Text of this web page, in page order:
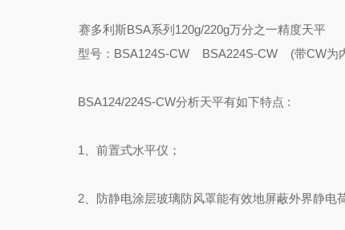
赛多利斯BSA系列120g/220g万分之一精度天平
型号：BSA124S-CW BSA224S-CW (带CW为
BSA124/224S-CW分析天平有如下特点 :
1、前置式水平仪；
2、防静电涂层玻璃防风罩能有效地屏蔽外界静电